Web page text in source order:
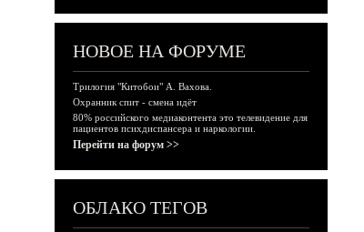
НОВОЕ НА ФОРУМЕ
Трилогия "Китобои" А. Вахова.
Охранник спит - смена идёт
80% российского медиаконтента это телевидение для
пациентов психдиспансера и наркологии.
Перейти на форум >>
ОБЛАКО ТЕГОВ